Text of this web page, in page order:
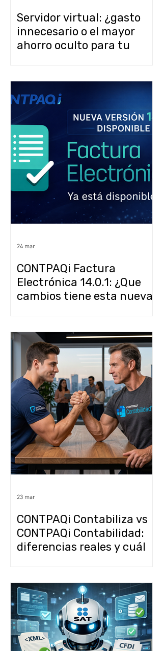
Servidor virtual: ¿gasto
innecesario o el mayor
ahorro oculto para tu
CONTPAQi Factura
Electrónica 14.0.1: ¿Que
cambios tiene esta nueva
24 mar
CONTPAQi Contabiliza vs
CONTPAQi Contabilidad:
diferencias reales y cuál
23 mar